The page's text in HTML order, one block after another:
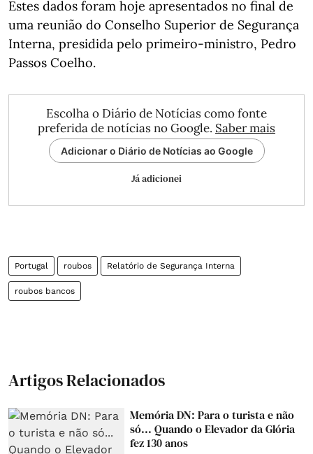
Estes dados foram hoje apresentados no final de
uma reunião do Conselho Superior de Segurança
Interna, presidida pelo primeiro-ministro, Pedro
Passos Coelho.
Escolha o Diário de Notícias como fonte
preferida de notícias no Google. Saber mais
Adicionar o Diário de Notícias ao Google
Já adicionei
Portugal roubos Relatório de Segurança Interna
roubos bancos
Artigos Relacionados
Memória DN: Para o turista e não
só... Quando o Elevador da Glória
fez 130 anos